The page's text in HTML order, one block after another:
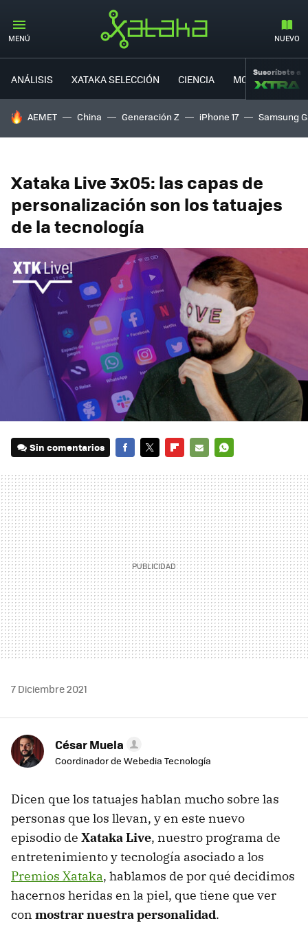
MENÚ NUEVO
ANÁLISIS XATAKA SELECCIÓN CIENCIA MOVILIDAD
Suscríbete a
HOY SE HABLA DE
AEMET China Generación Z iPhone 17 Samsung
Xataka Live 3x05: las capas de
personalización son los tatuajes
de la tecnología
Sin comentarios
MAIL
7 Diciembre 2021
César Muela
Coordinador de Webedia Tecnología
Dicen que los tatuajes hablan mucho sobre las
personas que los llevan, y en este nuevo
episodio de Xataka Live, nuestro programa de
entretenimiento y tecnología asociado a los
Premios Xataka, hablamos de por qué decidimos
hacernos heridas en la piel, que tiene que ver
con mostrar nuestra personalidad.